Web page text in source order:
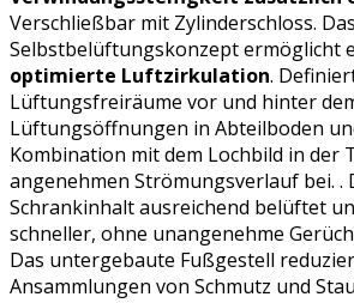
Verschließbar mit Zylinderschloss.
Selbstbelüftungskonzept ermöglicht
optimierte Luftzirkulation.
Lüftungsfreiräume vor und hinter
Lüftungsöffnungen in Abteilboden
Kombination mit dem Lochbild in der
angenehmen Strömungsverlauf bei. .
Schrankinhalt ausreichend belüftet
schneller, ohne unangenehme
Das untergebaute Fußgestell
Ansammlungen von Schmutz und